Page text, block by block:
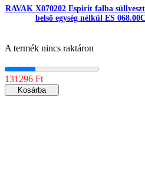
RAVAK X070202 Espirit falba
belső egység nélkül ES
A termék nincs raktáron
131296 Ft
Kosárba